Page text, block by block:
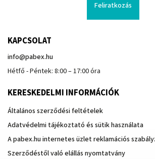
Feliratkozás
KAPCSOLAT
info@pabex.hu
Hétfő - Péntek: 8:00 – 17:00 óra
KERESKEDELMI INFORMÁCIÓK
Általános szerződési feltételek
Adatvédelmi tájékoztató és sütik használata
A pabex.hu internetes üzlet reklamációs
Szerződéstől való elállás nyomtatvány